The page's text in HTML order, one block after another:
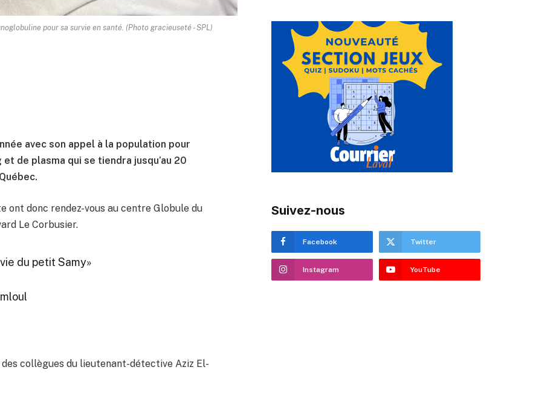
pour sa survie en santé. (Photo gracieuseté - SPL)
avec son appel à la population pour
de plasma qui se tiendra jusqu’au 20
donc rendez-vous au centre Globule du
Le Corbusier.
du petit Samy»
collègues du lieutenant-détective Aziz El-
Suivez-nous
Facebook Twitter
Instagram YouTube